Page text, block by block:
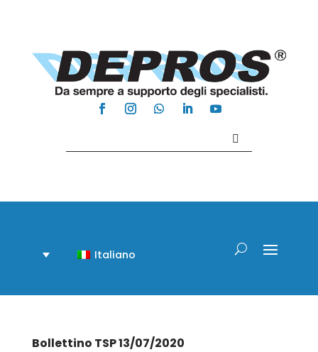
Italiano
Bollettino TSP 13/07/2020